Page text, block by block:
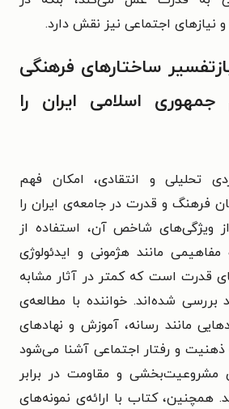
نیازهای اجتماعی نیز نقش دارد.
ساختارهای فرهنگی
اسلامی ایران را
تحلیلی و انتقادی، امکان فهم
فرهنگ و قدرت در جامعه‌ی ایران را
ویژگی‌های شاخص آن، استفاده از
مانند هژمونی و ایدئولوژی
قدرت است که کمتر در آثار مشابه
شده‌اند. خواننده با مطالعه‌ی
مانند رسانه، آموزش و نهادهای
و رفتار اجتماعی آشنا می‌شود
مشروعیت‌بخشی و مقاومت در برابر
همچنین، کتاب با ارائه‌ی نمونه‌های